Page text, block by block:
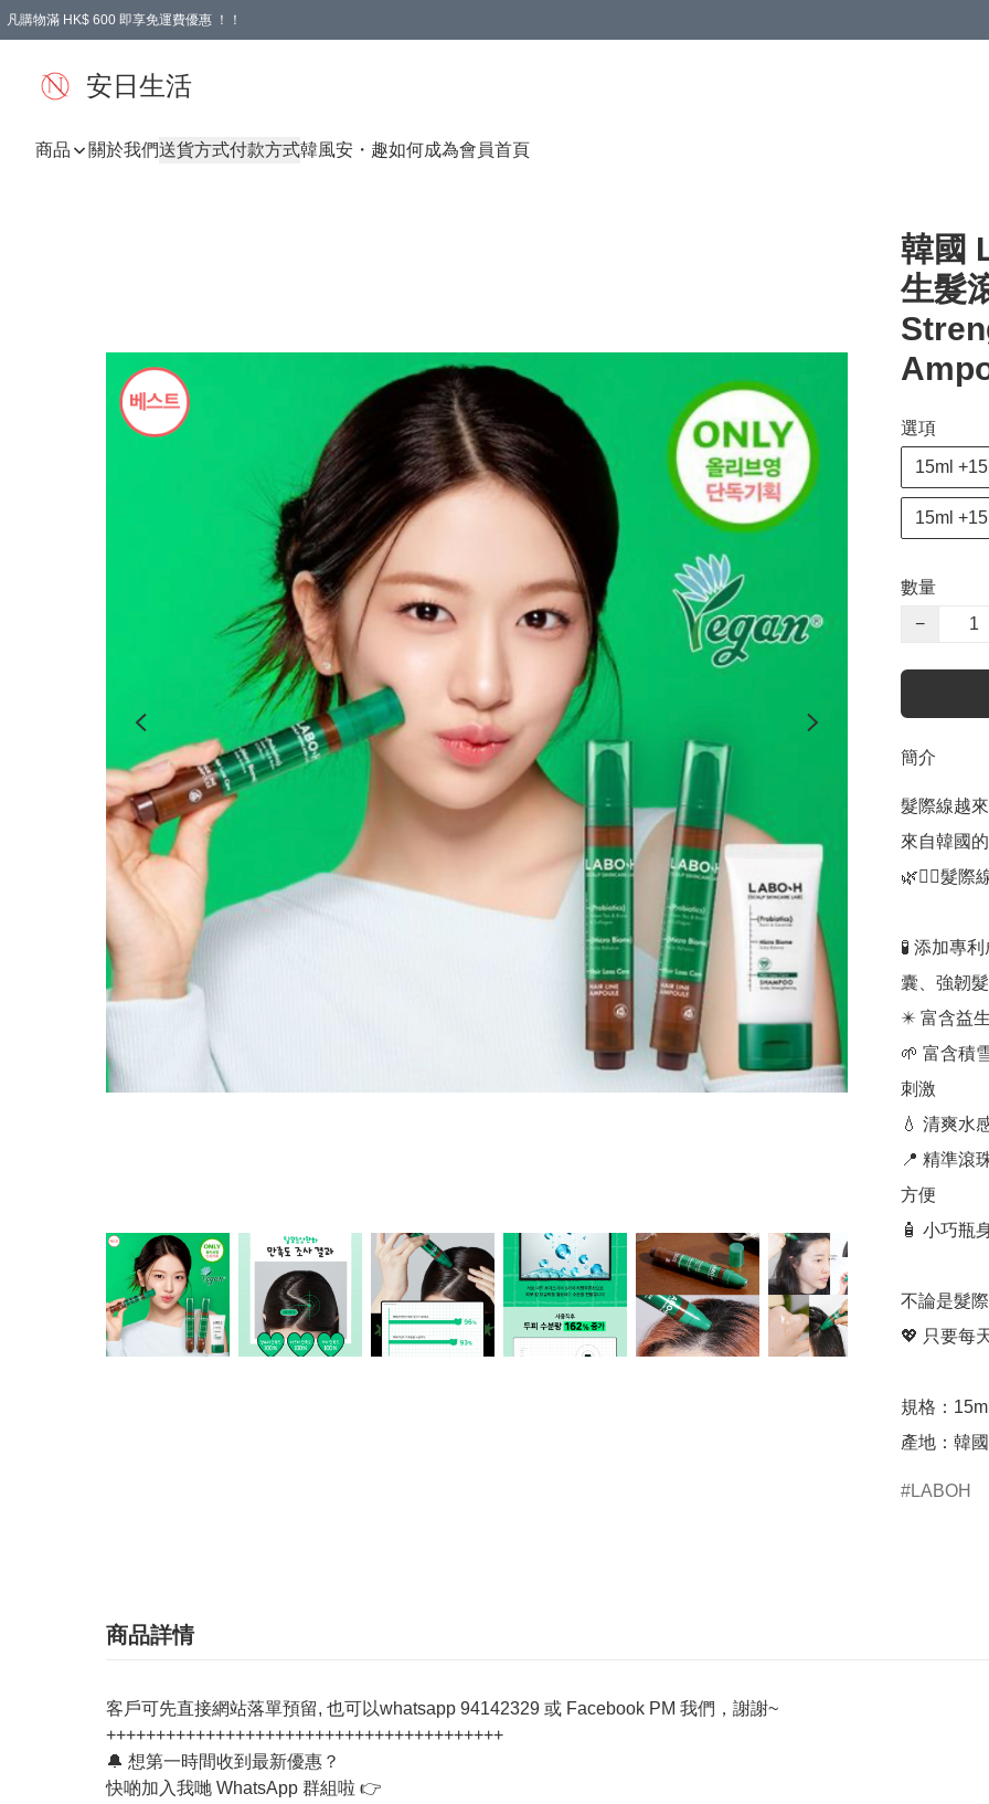
凡購物滿 HK$ 600 即享免運費優惠 ！！
安日生活
商品 關於我們送貨方式付款方式韓風安・趣如何成為會員首頁
韓國
生髮
選項
15ml
15ml
數量
−
簡介
髮際線越
來自韓國
🌿💆‍♀️髮際
🧪 添加專
囊、強韌
✴️ 富含益
🌱 富含積
刺激
💧 清爽水
📍 精準滾
方便
🧴 小巧瓶
不論是髮
💖 只要每
規格：
產地：韓國
LABOH
商品詳情
客戶可先直接網站落單預留, 也可以whatsapp 94142329 或 Facebook PM 我們，謝謝~
++++++++++++++++++++++++++++++++++++++++
🔔 想第一時間收到最新優惠？
快啲加入我哋 WhatsApp 群組啦 👉